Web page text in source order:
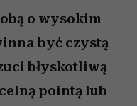
o wysokim
być czystą
błyskotliwą
pointą lub